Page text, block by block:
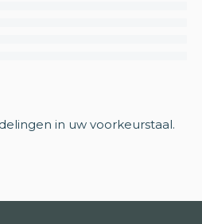
in uw voorkeurstaal.